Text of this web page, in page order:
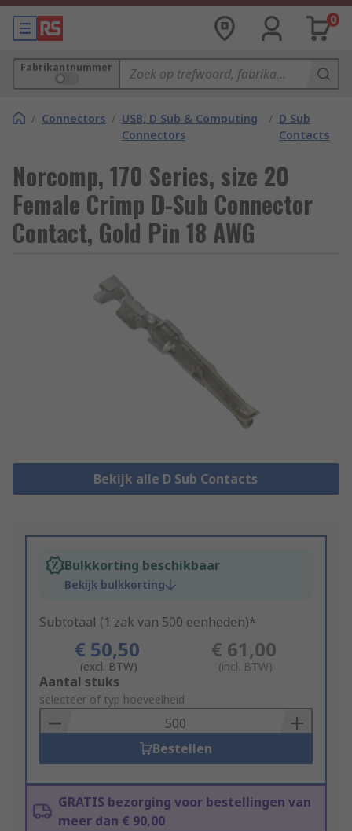
0
Fabrikantnummer
/ Connectors / USB, D Sub & Computing
Connectors
/ D Sub
Contacts
Norcomp, 170 Series, size 20
Female Crimp D-Sub Connector
Contact, Gold Pin 18 AWG
Bekijk alle D Sub Contacts
Bulkkorting beschikbaar
Bekijk bulkkorting
Subtotaal (1 zak van 500 eenheden)*
€ 50,50
(excl. BTW)
€ 61,00
(incl. BTW)
Add
to
Basket
Aantal stuks
selecteer of typ hoeveelheid
Bestellen
GRATIS bezorging voor bestellingen van
meer dan € 90,00